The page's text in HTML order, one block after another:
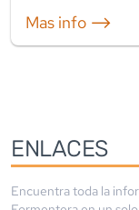
Mas info ⟶
ENLACES
Encuentra toda la